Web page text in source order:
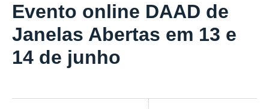
Evento online DAAD de
Janelas Abertas em 13 e
14 de junho